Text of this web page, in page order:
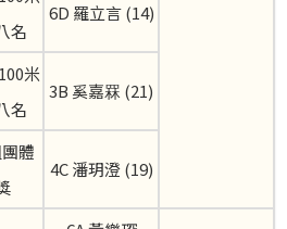
名
6D 羅立言 (14)
米
名
3B 奚嘉罧 (21)
體
4C 潘玥澄 (19)